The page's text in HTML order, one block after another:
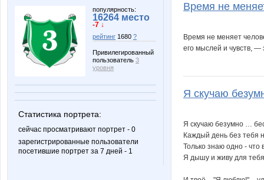
популярность:
16264 место
-7 ↓
рейтинг 1680 ?
Привилегированный
пользователь 3
уровня
Статистика портрета:
сейчас просматривают портрет - 0
зарегистрированные пользователи
посетившие портрет за 7 дней - 1
MIX-2-MISS
Время не
Время не меняет
его мыслей и чувств, —
Я скучаю
Я скучаю безумно …
Каждый день без тебя
Только знаю одно - что
Я дышу и живу для